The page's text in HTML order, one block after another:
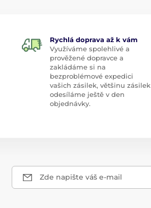
Rychlá doprava až k vám
Využíváme spolehlivé a
prověžené dopravce a
zakládáme si na
bezproblémové expedici
vašich zásilek, většinu zásilek
odesíláme ještě v den
objednávky.
Zde napište váš e-mail